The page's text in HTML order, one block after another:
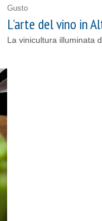
Gusto
L'arte del vino in
La vinicultura illuminata